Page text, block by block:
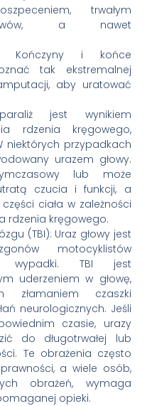
trwałym
a nawet
Kończyny i końce
tak ekstremalnej
aby uratować
jest wynikiem
rdzenia kręgowego,
niektórych przypadkach
urazem głowy.
lub może
czucia i funkcji, a
ciała w zależności
rdzenia kręgowego.
(TBI): Uraz głowy jest
motocyklistów
wypadki. TBI jest
uderzeniem w głowę,
złamaniem czaszki
neurologicznych. Jeśli
czasie, urazy
do długotrwałej lub
Te obrażenia często
a wiele osób,
obrażeń, wymaga
opieki.